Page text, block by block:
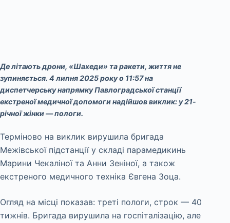
Де літають дрони, «Шахеди» та ракети, життя не
зупиняється. 4 липня 2025 року о 11:57 на
диспетчерську напрямку Павлоградської станції
екстреної медичної допомоги надійшов виклик: у 21-
річної жінки — пологи.
Терміново на виклик вирушила бригада
Межівської підстанції у складі парамедикинь
Марини Чекаліної та Анни Зеніної, а також
екстреного медичного техніка Євгена Зоца.
Огляд на місці показав: треті пологи, строк — 40
тижнів. Бригада вирушила на госпіталізацію, але